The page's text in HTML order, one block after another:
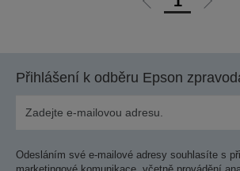
Jít
Jít
Přihlášení k odběru Epson
Odesláním své e-mailové adresy souhlasíte s